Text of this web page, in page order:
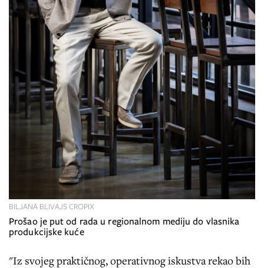
Prošao je put od rada u regionalnom mediju do vlasnika
produkcijske kuće
BILJANA BLIVAJS CROPIX
"Iz svojeg praktičnog, operativnog iskustva rekao bih